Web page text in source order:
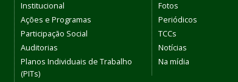
Institucional
Ações e Programas
Participação Social
Auditorias
Planos Individuais de Trabalho
(PITs)
Fotos
Periódicos
TCCs
Notícias
Na mídia